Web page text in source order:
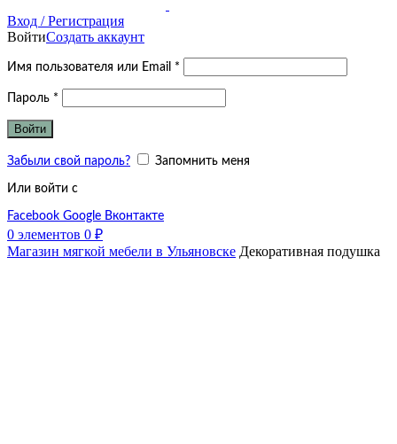
Вход / Регистрация
ВойтиСоздать аккаунт
Имя пользователя или Email *
Пароль *
Войти
Забыли свой пароль? Запомнить меня
Или войти с
Facebook Google Вконтакте
0 элементов 0 ₽
Магазин мягкой мебели в Ульяновске Декоративная подушка